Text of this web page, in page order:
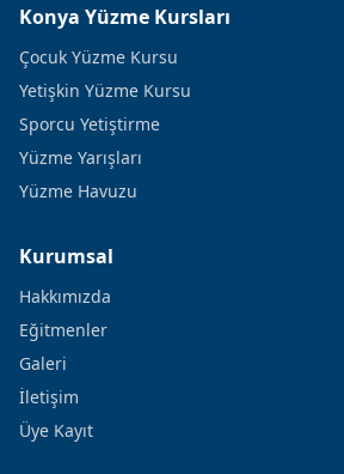
Konya Yüzme Kursları
Çocuk Yüzme Kursu
Yetişkin Yüzme Kursu
Sporcu Yetiştirme
Yüzme Yarışları
Yüzme Havuzu
Kurumsal
Hakkımızda
Eğitmenler
Galeri
İletişim
Üye Kayıt